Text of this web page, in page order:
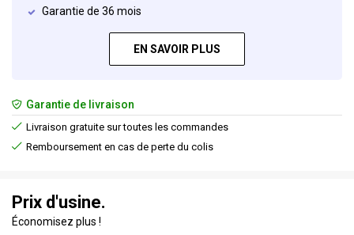
Garantie de 36 mois
EN SAVOIR PLUS
Garantie de livraison
Livraison gratuite sur toutes les commandes
Remboursement en cas de perte du colis
Prix d'usine.
Économisez plus !